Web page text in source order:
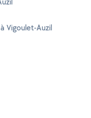
Vigoulet-Auzil